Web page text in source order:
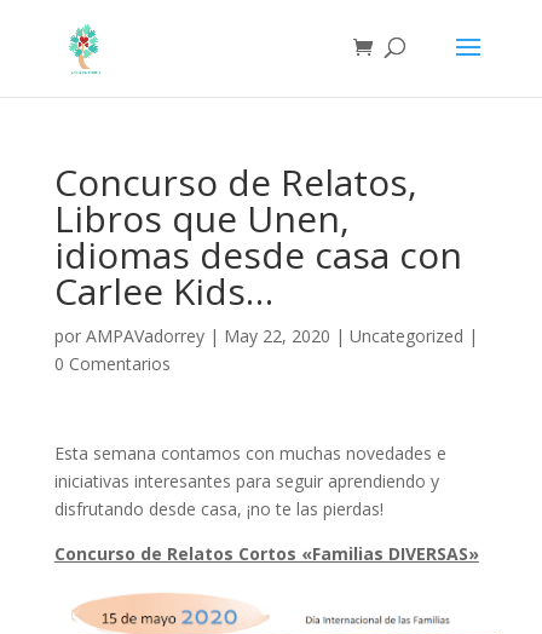
Concurso de Relatos,
Libros que Unen,
idiomas desde casa con
Carlee Kids…
por AMPAVadorrey| May 22, 2020 | Uncategorized |
0 Comentarios
Esta semana contamos con muchas novedades e
iniciativas interesantes para seguir aprendiendo y
disfrutando desde casa, ¡no te las pierdas!
Concurso de Relatos Cortos «Familias DIVERSAS»